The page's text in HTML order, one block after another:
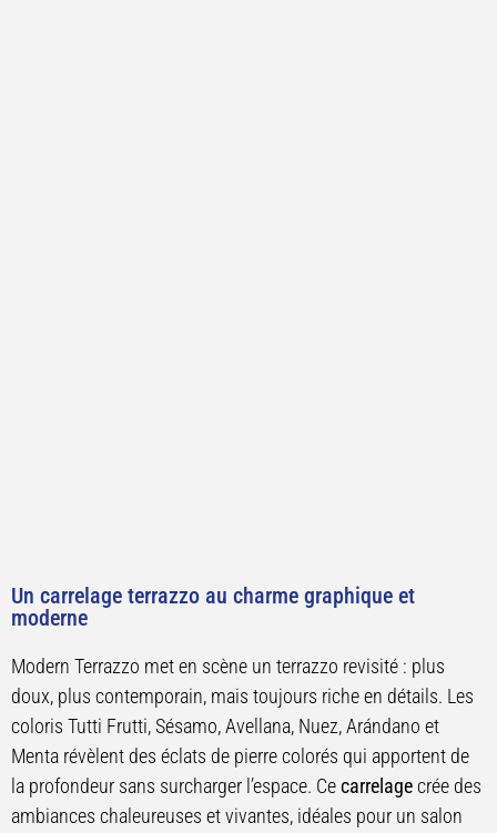
Un carrelage terrazzo au charme graphique et
moderne
Modern Terrazzo met en scène un terrazzo revisité : plus
doux, plus contemporain, mais toujours riche en détails. Les
coloris Tutti Frutti, Sésamo, Avellana, Nuez, Arándano et
Menta révèlent des éclats de pierre colorés qui apportent de
la profondeur sans surcharger l’espace. Cecarrelagecrée des
ambiances chaleureuses et vivantes, idéales pour un salon